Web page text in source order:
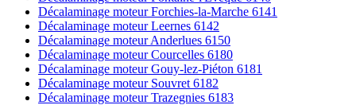
Décalaminage moteur Forchies-la-Marche 6141
Décalaminage moteur Leernes 6142
Décalaminage moteur Anderlues 6150
Décalaminage moteur Courcelles 6180
Décalaminage moteur Gouy-lez-Piéton 6181
Décalaminage moteur Souvret 6182
Décalaminage moteur Trazegnies 6183